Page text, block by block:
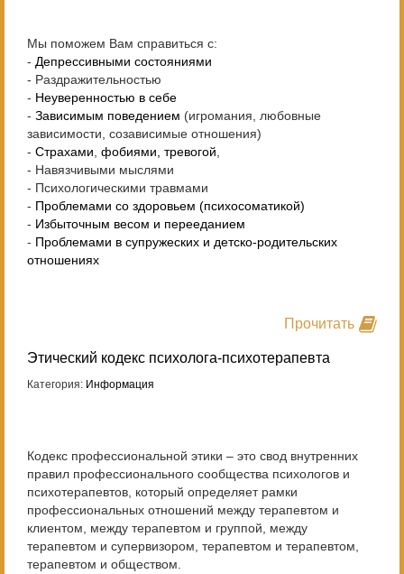
Мы поможем Вам справиться с:
- Депрессивными состояниями
- Раздражительностью
- Неуверенностью в себе
- Зависимым поведением (игромания, любовные
зависимости, созависимые отношения)
- Страхами, фобиями, тревогой,
- Навязчивыми мыслями
- Психологическими травмами
- Проблемами со здоровьем (психосоматикой)
- Избыточным весом и перееданием
- Проблемами в супружеских и детско-родительских
отношениях
Прочитать
Этический кодекс психолога-психотерапевта
Категория: Информация
Кодекс профессиональной этики – это свод внутренних
правил профессионального сообщества психологов и
психотерапевтов, который определяет рамки
профессиональных отношений между терапевтом и
клиентом, между терапевтом и группой, между
терапевтом и супервизором, терапевтом и терапевтом,
терапевтом и обществом.